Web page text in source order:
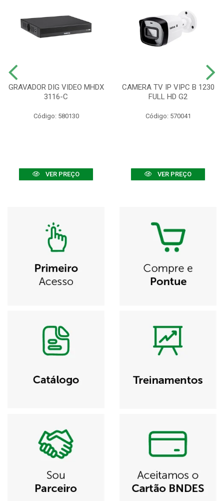
GRAVADOR DIG VIDEO MHDX
3116-C
Código: 580130
VER PREÇO
CAMERA TV IP VIPC B 1230
FULL HD G2
Código: 570041
VER PREÇO